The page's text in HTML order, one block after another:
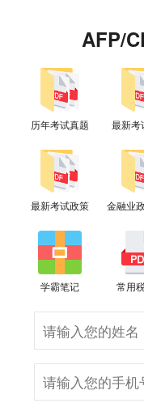
AFP/
历年考试真题 最新考
最新考试政策 金融业
学霸笔记 常用